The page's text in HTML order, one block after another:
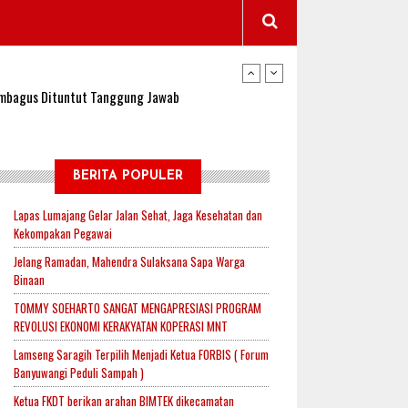
Jadi Lokasi Uji Coba Program NADI JKN
Dituntut Tanggung Jawab
Padi, Proyeksi Hasil Capai 2,4 Ton Gabah
Indonesia.id Perkuat Sinergitas Lewat Ngopi
untuk Mendukung Ketahanan Pangan Nasional
Jadi Lokasi Uji Coba Program NADI JKN
BERITA POPULER
Lapas Lumajang Gelar Jalan Sehat, Jaga Kesehatan dan
Kekompakan Pegawai
Jelang Ramadan, Mahendra Sulaksana Sapa Warga
Binaan
TOMMY SOEHARTO SANGAT MENGAPRESIASI PROGRAM
REVOLUSI EKONOMI KERAKYATAN KOPERASI MNT
Lamseng Saragih Terpilih Menjadi Ketua FORBIS ( Forum
Banyuwangi Peduli Sampah )
Ketua FKDT berikan arahan BIMTEK dikecamatan